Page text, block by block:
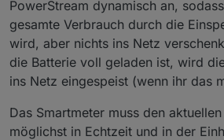
PowerStream dynamisch an,
gesamte Verbrauch durch die
wird, aber nichts ins Netz
die Batterie voll geladen ist, wird
ins Netz eingespeist (wenn ihr das
Das Smartmeter muss den
möglichst in Echtzeit und in der